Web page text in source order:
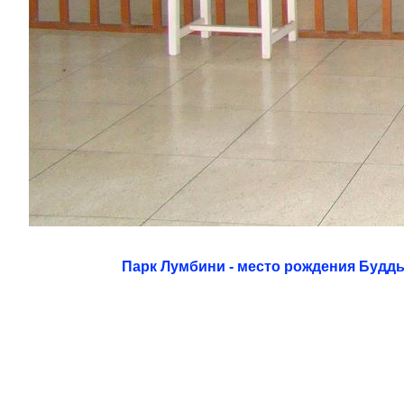
Парк Лумбини - место рождения